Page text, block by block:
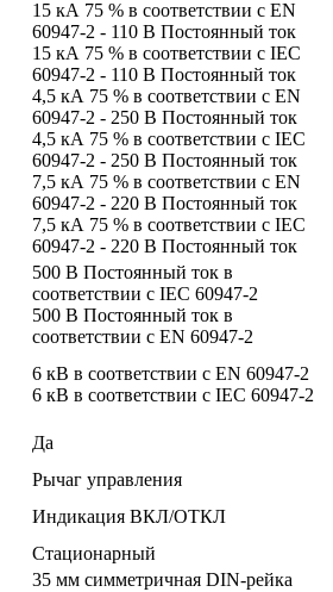
15 кА 75 % в соответствии с EN
60947-2 - 110 В Постоянный ток
15 кА 75 % в соответствии с IEC
60947-2 - 110 В Постоянный ток
4,5 кА 75 % в соответствии с EN
60947-2 - 250 В Постоянный ток
4,5 кА 75 % в соответствии с IEC
60947-2 - 250 В Постоянный ток
7,5 кА 75 % в соответствии с EN
60947-2 - 220 В Постоянный ток
7,5 кА 75 % в соответствии с IEC
60947-2 - 220 В Постоянный ток
500 В Постоянный ток в
соответствии с IEC 60947-2
500 В Постоянный ток в
соответствии с EN 60947-2
6 кВ в соответствии с EN 60947-2
6 кВ в соответствии с IEC 60947-2
Да
Рычаг управления
Индикация ВКЛ/ОТКЛ
Стационарный
35 мм симметричная DIN-рейка